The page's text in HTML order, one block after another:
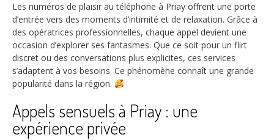
Les numéros de plaisir au téléphone à Priay offrent une porte
d’entrée vers des moments d’intimité et de relaxation. Grâce à
des opératrices professionnelles, chaque appel devient une
occasion d’explorer ses fantasmes. Que ce soit pour un flirt
discret ou des conversations plus explicites, ces services
s’adaptent à vos besoins. Ce phénomène connaît une grande
popularité dans la région.
Appels sensuels à Priay : une
expérience privée